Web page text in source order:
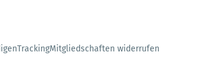
TrackingMitgliedschaften widerrufen